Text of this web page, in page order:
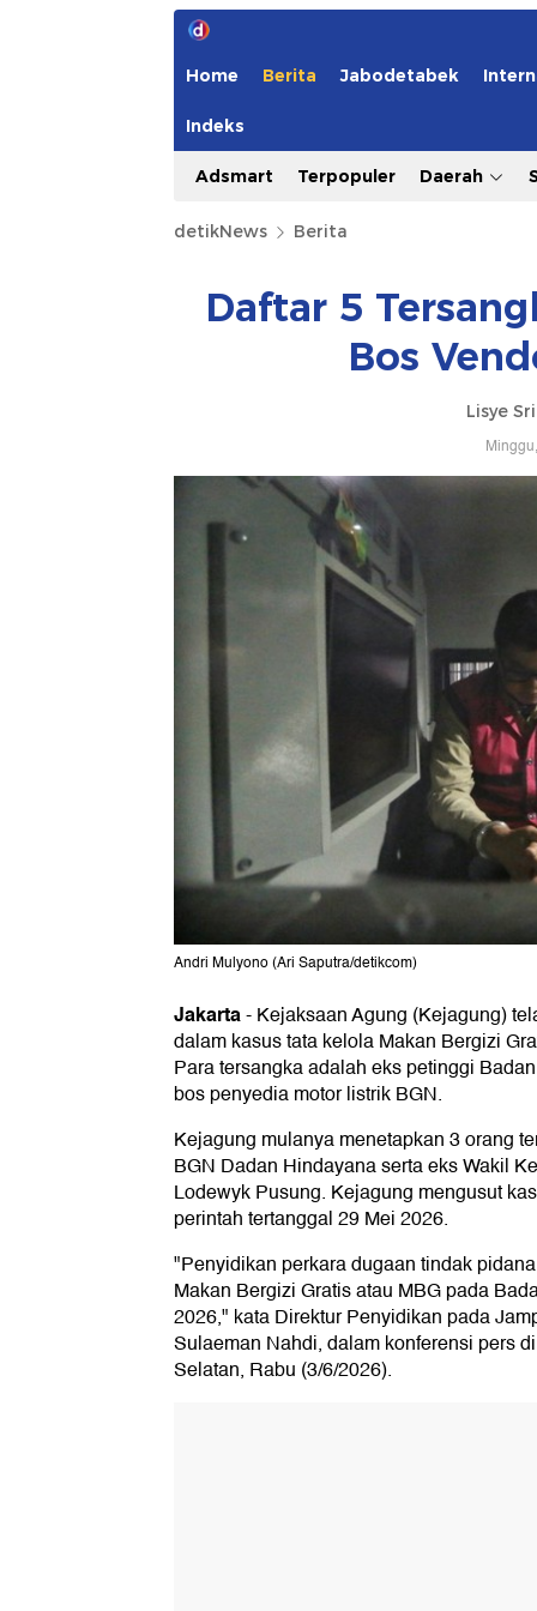
Home Berita Jabodetabek
Indeks
Adsmart Terpopuler Daerah
detikNews Berita
Daftar 5
Bos
Lisye
Andri Mulyono (Ari Saputra/detikcom)
Jakarta-Kejaksaan Agung (Kejagung)
dalam kasus tata kelola Makan Bergizi
Para tersangka adalah eks petinggi
bos penyedia motor listrik BGN.
Kejagung mulanya menetapkan 3 orang
BGN Dadan Hindayana serta eks Wakil
Lodewyk Pusung. Kejagung mengusut
perintah tertanggal 29 Mei 2026.
"Penyidikan perkara dugaan tindak
Makan Bergizi Gratis atau MBG pada
2026," kata Direktur Penyidikan pada
Sulaeman Nahdi, dalam konferensi pers
Selatan, Rabu (3/6/2026).